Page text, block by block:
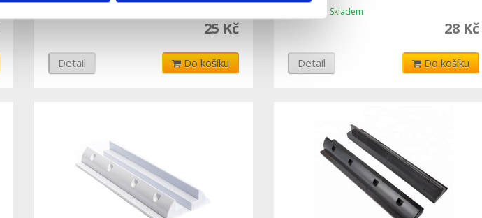
25 Kč
Detail Do košíku
Skladem
28 Kč
Detail Do košíku